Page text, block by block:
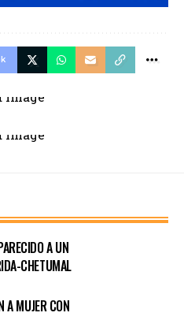
A UN
CHETUMAL
A MUJER CON